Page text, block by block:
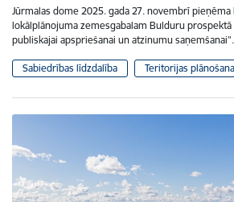
Jūrmalas dome 2025. gada 27. novembrī
lokālplānojuma zemesgabalam Bulduru prospektā
publiskajai apspriešanai un atzinumu
Sabiedrības līdzdalība Teritorijas plānošana